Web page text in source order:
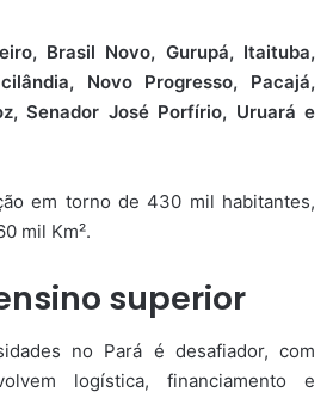
Brasil Novo, Gurupá, Itaituba,
Novo Progresso, Pacajá,
Senador José Porfírio, Uruará e
em torno de 430 mil habitantes,
mil Km².
superior
no Pará é desafiador, com
logística, financiamento e